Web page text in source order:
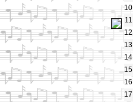
10
11
12
13
14
15
16
17